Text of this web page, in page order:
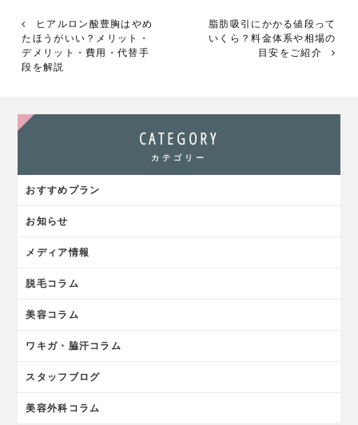
ヒアルロン酸豊胸はやめ
たほうがいい？メリット・
デメリット・費用・代替手
段を解説
脂肪吸引にかかる値段って
いくら？料金体系や相場の
目安をご紹介
CATEGORY
カテゴリー
おすすめプラン
お知らせ
メディア情報
脱毛コラム
美容コラム
ワキガ・脇汗コラム
スタッフブログ
美容外科コラム